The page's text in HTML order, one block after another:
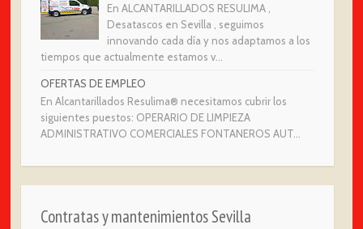
En ALCANTARILLADOS RESULIMA ,
Desatascos en Sevilla , seguimos
innovando cada día y nos adaptamos a los
tiempos que actualmente estamos v...
OFERTAS DE EMPLEO
En Alcantarillados Resulima® necesitamos cubrir los
siguientes puestos: OPERARIO DE LIMPIEZA
ADMINISTRATIVO COMERCIALES FONTANEROS AUT...
Contratas y mantenimientos Sevilla